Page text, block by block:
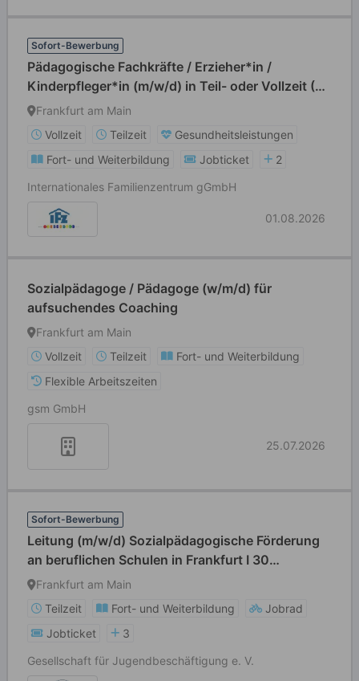
Sofort-Bewerbung
Pädagogische Fachkräfte / Erzieher*in /
Kinderpfleger*in (m/w/d) in Teil- oder Vollzeit (39
Std./Wo)
Frankfurt am Main
Vollzeit
Teilzeit
Gesundheitsleistungen
Fort- und Weiterbildung
Jobticket
2
Internationales Familienzentrum gGmbH
01.08.2026
Sozialpädagoge / Pädagoge (w/m/d) für
aufsuchendes Coaching
Frankfurt am Main
Vollzeit
Teilzeit
Fort- und Weiterbildung
Flexible Arbeitszeiten
gsm GmbH
25.07.2026
Sofort-Bewerbung
Leitung (m/w/d) Sozialpädagogische Förderung
an beruflichen Schulen in Frankfurt I 30
Std/Woche
Frankfurt am Main
Teilzeit
Fort- und Weiterbildung
Jobrad
Jobticket
3
Gesellschaft für Jugendbeschäftigung e. V.